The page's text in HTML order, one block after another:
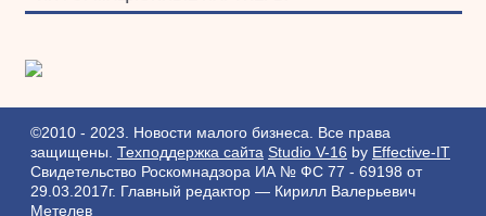
©2010 - 2023. Новости малого бизнеса. Все права
защищены. Техподдержка сайта Studio V-16 by Effective-IT
Свидетельство Роскомнадзора ИА № ФС 77 - 69198 от
29.03.2017г.